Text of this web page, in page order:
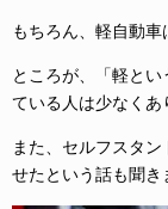
もちろん、軽自動車
ところが、「軽と
ている人は少なくあ
また、セルフスタ
せたという話も聞き